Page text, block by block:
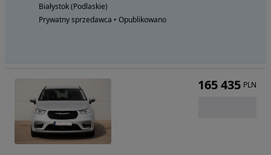
Białystok (Podlaskie)
Prywatny sprzedawca • Opublikowano
165 435 PLN